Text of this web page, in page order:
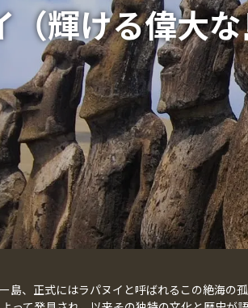
（輝ける偉大
島、正式にはラパヌイと呼ばれるこの絶海の